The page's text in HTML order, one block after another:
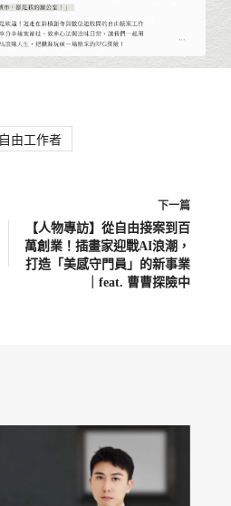
自由工作者
下一篇
【人物專訪】從自由接案到百
萬創業！插畫家迎戰AI浪潮，
打造「美感守門員」的新事業
｜feat. 曹曹探險中